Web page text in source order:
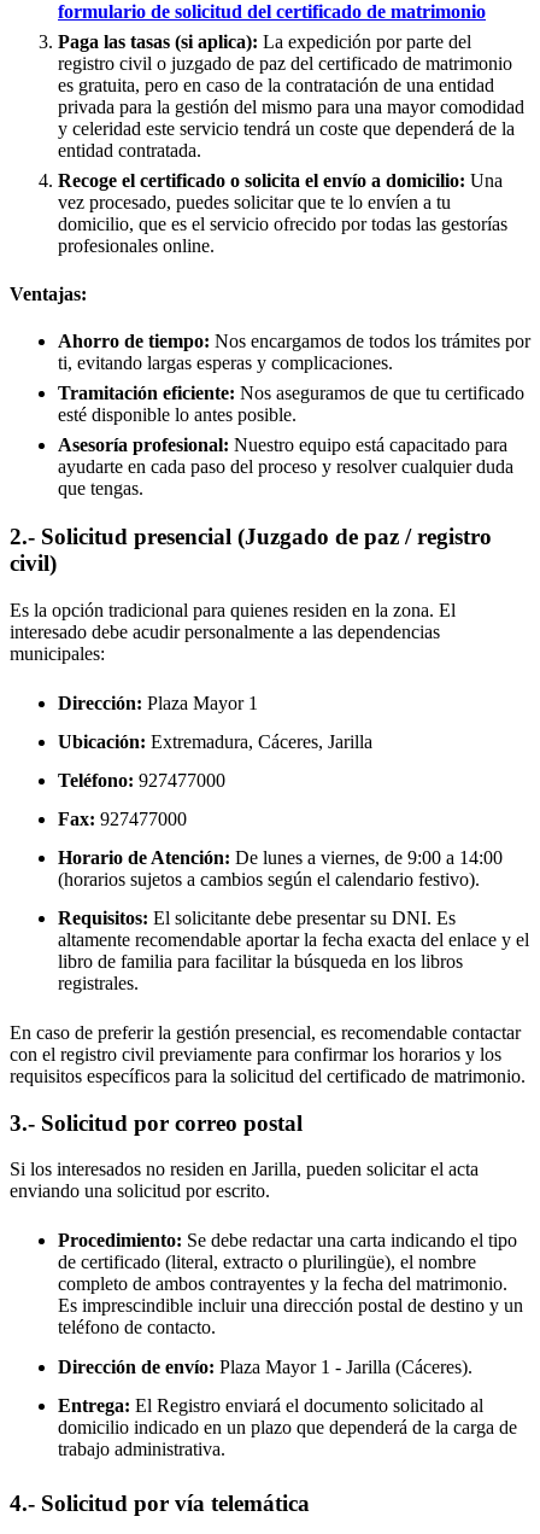
formulario de solicitud del certificado de matrimonio
Paga las tasas (si aplica): La expedición por parte del
registro civil o juzgado de paz del certificado de matrimonio
es gratuita, pero en caso de la contratación de una entidad
privada para la gestión del mismo para una mayor comodidad
y celeridad este servicio tendrá un coste que dependerá de la
entidad contratada.
Recoge el certificado o solicita el envío a domicilio: Una
vez procesado, puedes solicitar que te lo envíen a tu
domicilio, que es el servicio ofrecido por todas las gestorías
profesionales online.
Ventajas:
Ahorro de tiempo: Nos encargamos de todos los trámites por
ti, evitando largas esperas y complicaciones.
Tramitación eficiente: Nos aseguramos de que tu certificado
esté disponible lo antes posible.
Asesoría profesional: Nuestro equipo está capacitado para
ayudarte en cada paso del proceso y resolver cualquier duda
que tengas.
2.- Solicitud presencial (Juzgado de paz / registro
civil)
Es la opción tradicional para quienes residen en la zona. El
interesado debe acudir personalmente a las dependencias
municipales:
Dirección: Plaza Mayor 1
Ubicación: Extremadura, Cáceres, Jarilla
Teléfono: 927477000
Fax: 927477000
Horario de Atención: De lunes a viernes, de 9:00 a 14:00
(horarios sujetos a cambios según el calendario festivo).
Requisitos: El solicitante debe presentar su DNI. Es
altamente recomendable aportar la fecha exacta del enlace y el
libro de familia para facilitar la búsqueda en los libros
registrales.
En caso de preferir la gestión presencial, es recomendable contactar
con el registro civil previamente para confirmar los horarios y los
requisitos específicos para la solicitud del certificado de matrimonio.
3.- Solicitud por correo postal
Si los interesados no residen en Jarilla, pueden solicitar el acta
enviando una solicitud por escrito.
Procedimiento: Se debe redactar una carta indicando el tipo
de certificado (literal, extracto o plurilingüe), el nombre
completo de ambos contrayentes y la fecha del matrimonio.
Es imprescindible incluir una dirección postal de destino y un
teléfono de contacto.
Dirección de envío: Plaza Mayor 1 - Jarilla (Cáceres).
Entrega: El Registro enviará el documento solicitado al
domicilio indicado en un plazo que dependerá de la carga de
trabajo administrativa.
4.- Solicitud por vía telemática